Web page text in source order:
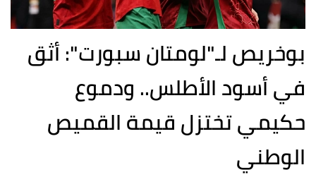
بوخريص لـ"لومتان سبورت": أثق
في أسود الأطلس.. ودموع
حكيمي تختزل قيمة القميص
الوطني